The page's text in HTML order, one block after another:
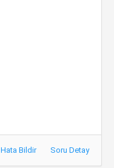
Hata Bildir Soru Detay